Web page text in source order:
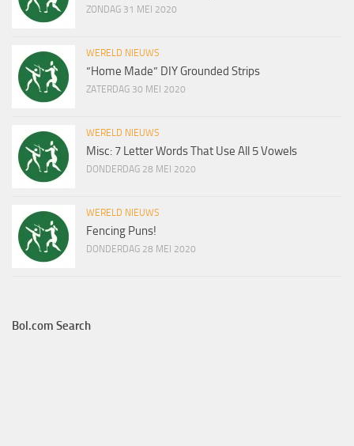
ZONDAG 31 MEI 2020
WERELD NIEUWS
“Home Made” DIY Grounded Strips
ZATERDAG 30 MEI 2020
WERELD NIEUWS
Misc: 7 Letter Words That Use All 5 Vowels
DONDERDAG 28 MEI 2020
WERELD NIEUWS
Fencing Puns!
DONDERDAG 28 MEI 2020
Bol.com Search